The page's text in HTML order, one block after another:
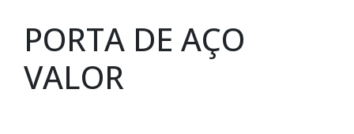
PORTA DE AÇO
VALOR